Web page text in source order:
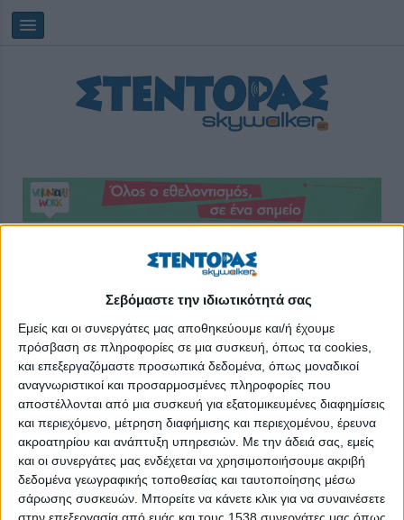
Σεβόμαστε την ιδιωτικότητά σας
Εμείς και οι συνεργάτες μας αποθηκεύουμε και/ή έχουμε
πρόσβαση σε πληροφορίες σε μια συσκευή, όπως τα cookies,
και επεξεργαζόμαστε προσωπικά δεδομένα, όπως μοναδικοί
αναγνωριστικοί και προσαρμοσμένες πληροφορίες που
αποστέλλονται από μια συσκευή για εξατομικευμένες διαφημίσεις
και περιεχόμενο, μέτρηση διαφήμισης και περιεχομένου, έρευνα
ακροατηρίου και ανάπτυξη υπηρεσιών. Με την άδειά σας, εμείς
και οι συνεργάτες μας ενδέχεται να χρησιμοποιήσουμε ακριβή
δεδομένα γεωγραφικής τοποθεσίας και ταυτοποίησης μέσω
σάρωσης συσκευών. Μπορείτε να κάνετε κλικ για να συναινέσετε
Saturday, 08/08/202607:40:22
1 Αυγούστου: Ημέρα Προσκοπικής Μαντίλας
50 ή 93 ή 100 χρόνια προσκοπισμού Θέρμης